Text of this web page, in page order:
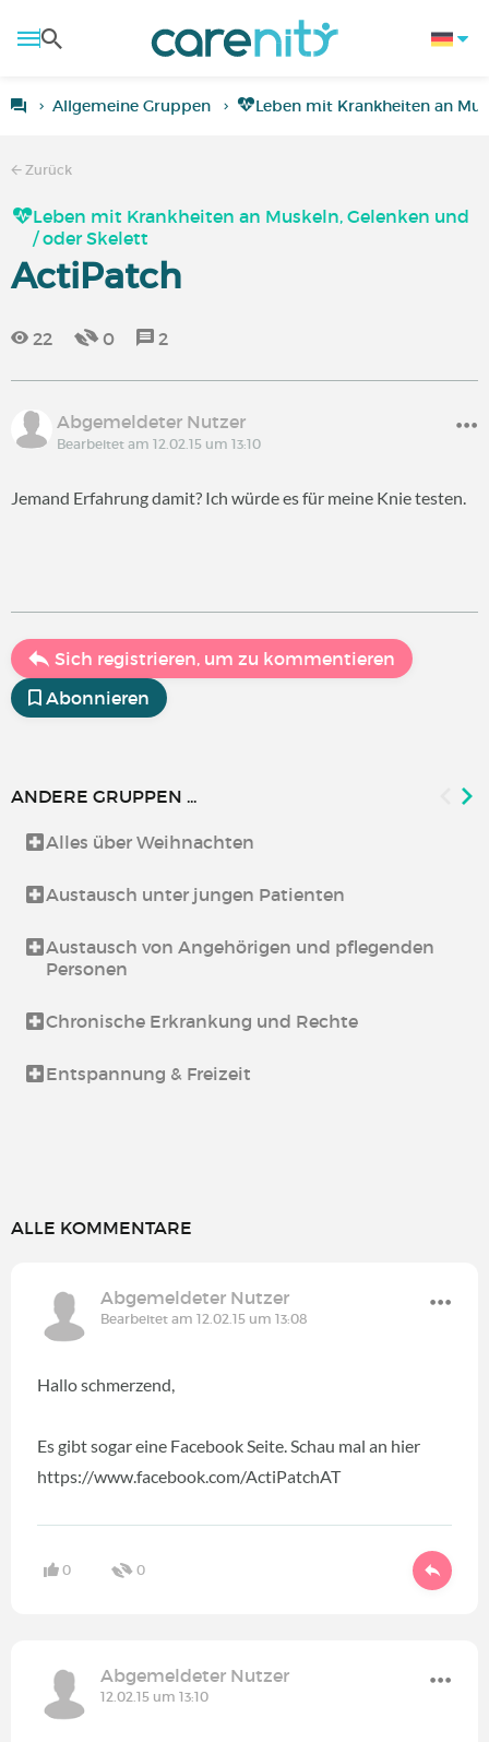
Allgemeine Gruppen Leben mit Krankheiten an
Zurück
Leben mit Krankheiten an Muskeln, Gelenken und
/ oder Skelett
ActiPatch
22 0 2
Abgemeldeter Nutzer
Bearbeitet am 12.02.15 um 13:10
Jemand Erfahrung damit? Ich würde es für meine Knie testen.
Sich registrieren, um zu kommentieren
Abonnieren
ANDERE GRUPPEN ...
Alles über Weihnachten
Austausch unter jungen Patienten
Austausch von Angehörigen und pflegenden
Personen
Chronische Erkrankung und Rechte
Entspannung & Freizeit
ALLE KOMMENTARE
Abgemeldeter Nutzer
Bearbeitet am 12.02.15 um 13:08
Hallo schmerzend,
Es gibt sogar eine Facebook Seite. Schau mal an hier
https://www.facebook.com/ActiPatchAT
0 0
Abgemeldeter Nutzer
12.02.15 um 13:10